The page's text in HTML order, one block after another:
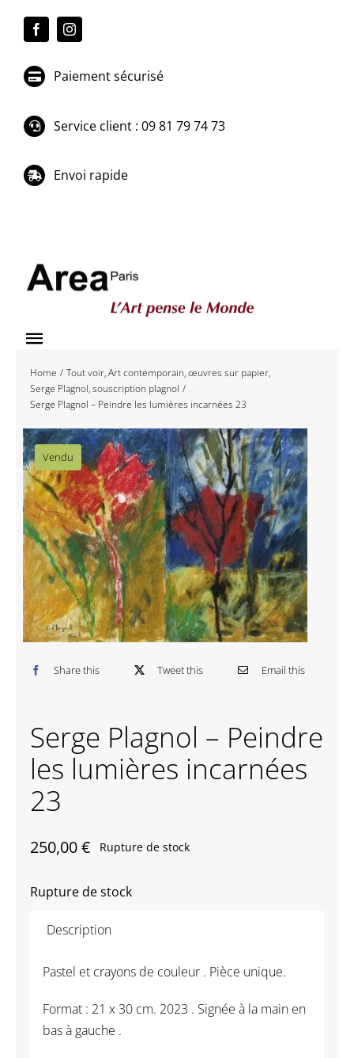
Paiement sécurisé
Service client : 09 81 79 74 73
Envoi rapide
Toggle
Navigation
Accueil
Événements
Artistes
Éditions
Area revue)s(
Area antic
Contactez-nous
Home Tout voir Art contemporain œuvres sur papier
Serge Plagnol souscription plagnol
Serge Plagnol – Peindre les lumières incarnées 23
Vendu
Share this Tweet this Email this
Serge Plagnol – Peindre
les lumières incarnées
23
250,00€ Rupture de stock
Rupture de stock
Description
Pastel et crayons de couleur . Pièce unique.
Format : 21 x 30 cm. 2023 . Signée à la main en
bas à gauche .